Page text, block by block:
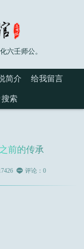
六壬师公。
简介 给我留言
搜索
前的传承
 评论：0